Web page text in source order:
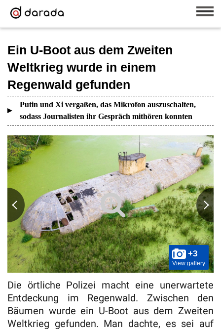
Ein U-Boot aus dem Zweiten
Weltkrieg wurde in einem
Regenwald gefunden
Putin und Xi vergaßen, das Mikrofon auszuschalten,
sodass Journalisten ihr Gespräch mithören konnten
+3
View gallery
Die örtliche Polizei macht eine unerwartete
Entdeckung im Regenwald. Zwischen den
Bäumen wurde ein U-Boot aus dem Zweiten
Weltkrieg gefunden. Man dachte, es sei auf